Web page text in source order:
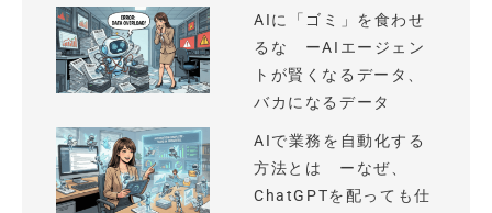
AIに「ゴミ」を食わせ
るな ーAIエージェン
トが賢くなるデータ、
バカになるデータ
AIで業務を自動化する
方法とは ーなぜ、
ChatGPTを配っても仕